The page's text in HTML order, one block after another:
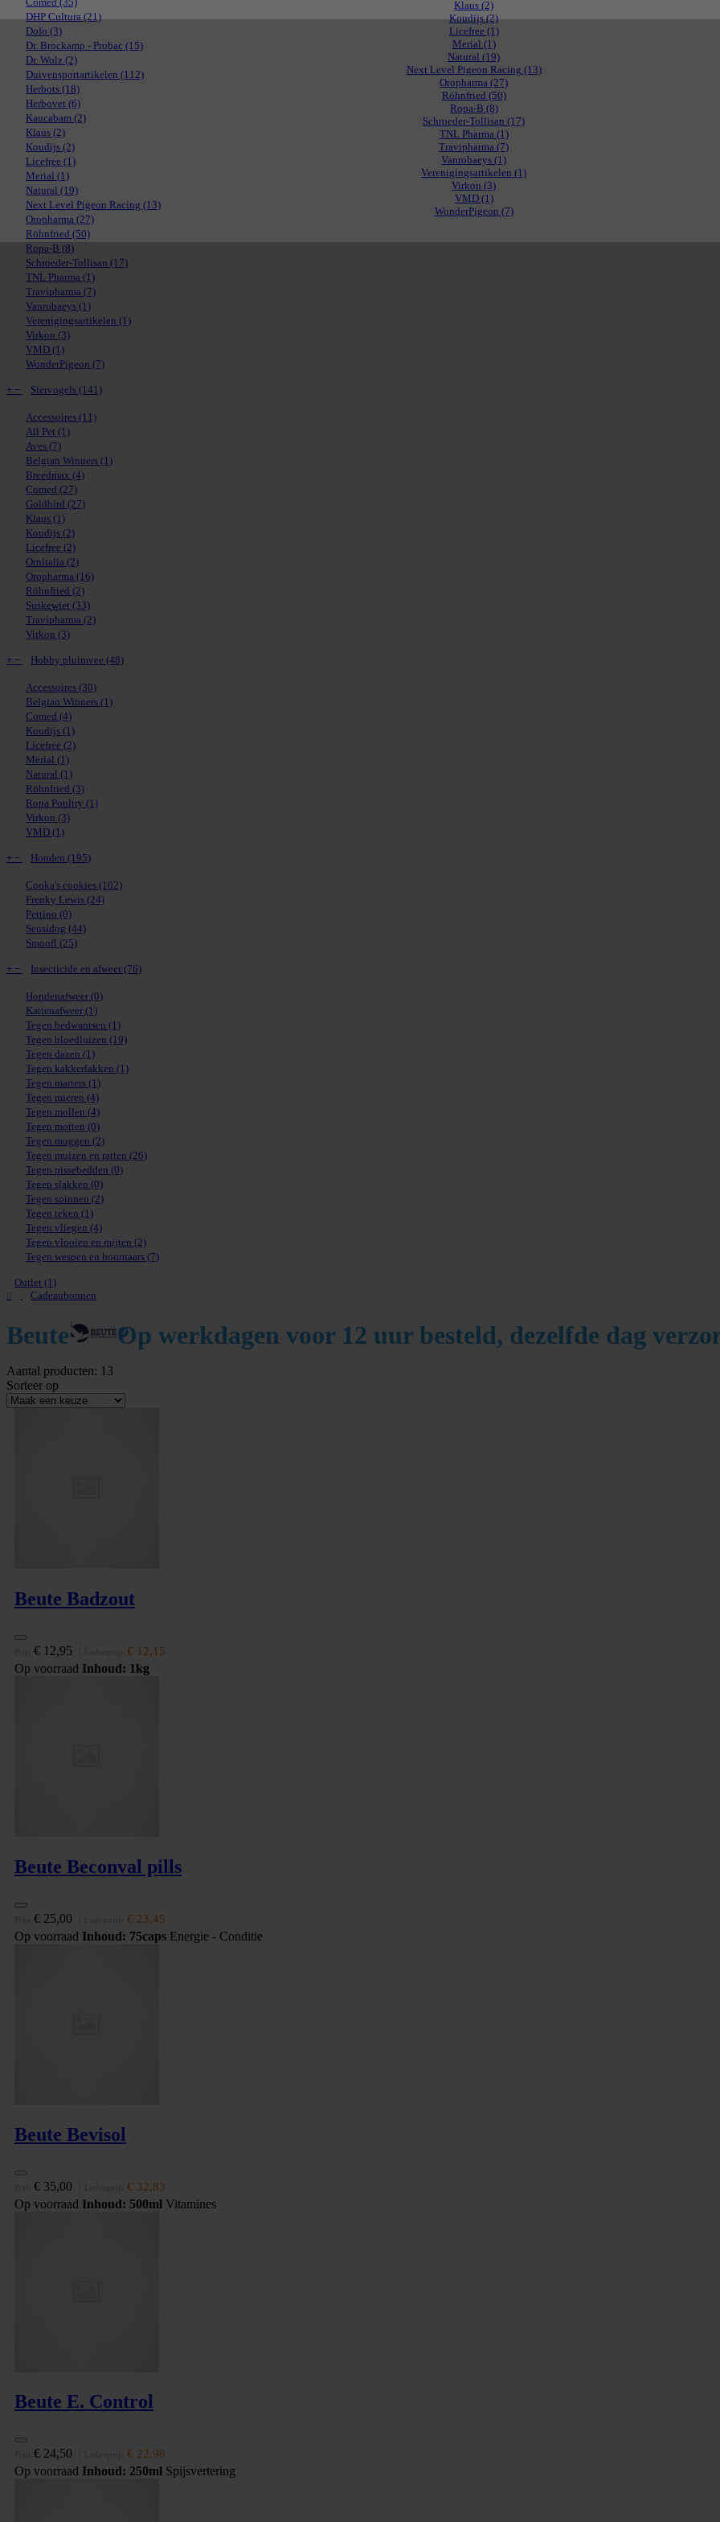
Klaus(2)
Koudijs(2)
Licefree (1)
Merial (1)
Natural(19)
Next Level Pigeon Racing (13)
Oropharma(27)
Röhnfried (50)
Ropa-B (8)
Schroeder-Tollisan(17)
TNL Pharma (1)
Travipharma(7)
Vanrobaeys(1)
Verenigingsartikelen(1)
Virkon(3)
VMD (1)
WonderPigeon (7)
DHP Cultura(21)
Dofo (3)
Dr. Brockamp - Probac (15)
Dr. Wolz (2)
Duivensportartikelen (112)
Herbots (18)
Herbovet (6)
Kaucabam (2)
Klaus (2)
Koudijs (2)
Licefree (1)
Merial (1)
Natural (19)
Next Level Pigeon Racing (13)
Oropharma (27)
Röhnfried (50)
Ropa-B (8)
Schroeder-Tollisan (17)
TNL Pharma (1)
Travipharma (7)
Vanrobaeys (1)
Verenigingsartikelen (1)
Virkon (3)
VMD (1)
WonderPigeon (7)
+ − Siervogels (141)
Accessoires (11)
All Pet (1)
Aves (7)
Belgian Winners (1)
Breedmax (4)
Comed (27)
Goldbird (27)
Klaus (1)
Koudijs (2)
Licefree (2)
Ornitalia (2)
Oropharma (16)
Röhnfried (2)
Suskewiet (33)
Travipharma (2)
Virkon (3)
+ − Hobby pluimvee (48)
Accessoires (30)
Belgian Winners (1)
Comed (4)
Koudijs (1)
Licefree (2)
Merial (1)
Natural (1)
Röhnfried (3)
Ropa Poultry (1)
Virkon (3)
VMD (1)
+ − Honden (195)
Cooka's cookies (102)
Frenky Lewis (24)
Pettino (0)
Sensidog (44)
Smoofl (25)
+ − Insecticide en afweer (76)
Hondenafweer (0)
Kattenafweer (1)
Tegen bedwantsen (1)
Tegen bloedluizen (19)
Tegen dazen (1)
Tegen kakkerlakken (1)
Tegen marters (1)
Tegen mieren (4)
Tegen mollen (4)
Tegen motten (0)
Tegen muggen (2)
Tegen muizen en ratten (26)
Tegen pissebedden (0)
Tegen slakken (0)
Tegen spinnen (2)
Tegen teken (1)
Tegen vliegen (4)
Tegen vlooien en mijten (2)
Tegen wespen en hoornaars (7)
Outlet (1)
Cadeaubonnen
Beute Op werkdagen voor 12 uur besteld, dezelfde dag
Aantal producten: 13
Sorteer op
Beute Badzout
€ 12,95 € 12,15
Op voorraad Inhoud: 1kg
Beute Beconval pills
€ 25,00 € 23,45
Op voorraad Inhoud: 75caps Energie - Conditie
Beute Bevisol
€ 35,00 € 32,83
Op voorraad Inhoud: 500ml Vitamines
Beute E. Control
€ 24,50 € 22,98
Op voorraad Inhoud: 250ml Spijsvertering